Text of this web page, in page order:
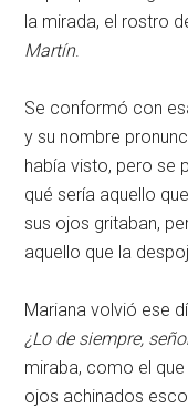
la mirada, el rostro
Martín.
Se conformó con
y su nombre
había visto, pero se
qué sería aquello
sus ojos gritaban,
aquello que la
Mariana volvió ese
¿Lo de siempre,
miraba, como el
ojos achinados